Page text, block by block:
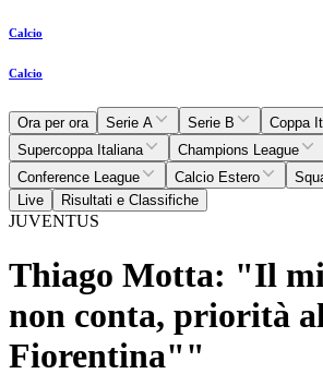
Calcio
Calcio
Ora per ora Serie A Serie B
Coppa
Supercoppa Italiana
Champions League
Conference League
Calcio Estero
Live
Risultati e Classifiche
JUVENTUS
Thiago Motta: "Il
non conta, priorità
Fiorentina""